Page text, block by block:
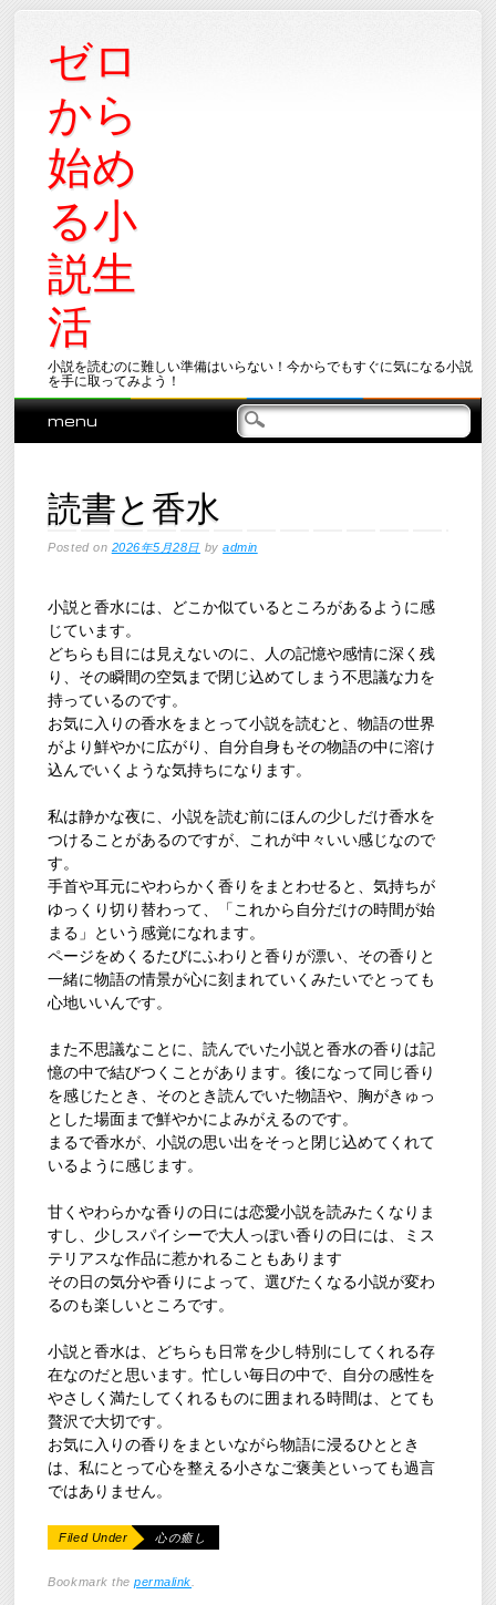
ゼロ
から
始め
る小
説生
活
小説を読むのに難しい準備はいらない！今からでもすぐに気になる小説
を手に取ってみよう！
Main menu
Skip
menu
読書と香水
Posted on 2026年5月28日 byadmin
小説と香水には、どこか似ているところがあるように感
じています。
どちらも目には見えないのに、人の記憶や感情に深く残
り、その瞬間の空気まで閉じ込めてしまう不思議な力を
持っているのです。
お気に入りの香水をまとって小説を読むと、物語の世界
がより鮮やかに広がり、自分自身もその物語の中に溶け
込んでいくような気持ちになります。
私は静かな夜に、小説を読む前にほんの少しだけ香水を
つけることがあるのですが、これが中々いい感じなので
す。
手首や耳元にやわらかく香りをまとわせると、気持ちが
ゆっくり切り替わって、「これから自分だけの時間が始
まる」という感覚になれます。
ページをめくるたびにふわりと香りが漂い、その香りと
一緒に物語の情景が心に刻まれていくみたいでとっても
心地いいんです。
また不思議なことに、読んでいた小説と香水の香りは記
憶の中で結びつくことがあります。後になって同じ香り
を感じたとき、そのとき読んでいた物語や、胸がきゅっ
とした場面まで鮮やかによみがえるのです。
まるで香水が、小説の思い出をそっと閉じ込めてくれて
いるように感じます。
甘くやわらかな香りの日には恋愛小説を読みたくなりま
すし、少しスパイシーで大人っぽい香りの日には、ミス
テリアスな作品に惹かれることもあります
その日の気分や香りによって、選びたくなる小説が変わ
るのも楽しいところです。
小説と香水は、どちらも日常を少し特別にしてくれる存
在なのだと思います。忙しい毎日の中で、自分の感性を
やさしく満たしてくれるものに囲まれる時間は、とても
贅沢で大切です。
お気に入りの香りをまといながら物語に浸るひととき
は、私にとって心を整える小さなご褒美といっても過言
ではありません。
Filed Under 心の癒し
Bookmark thepermalink.